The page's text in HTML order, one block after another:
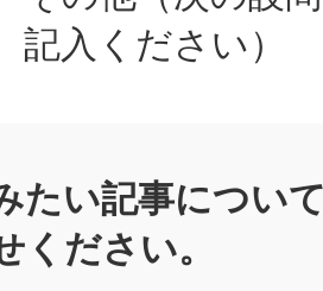
記入ください）
たい記事につい
ください。